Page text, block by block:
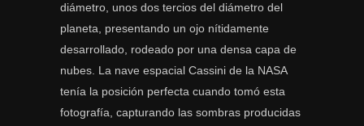
diámetro, unos dos tercios del diámetro del
planeta, presentando un ojo nítidamente
desarrollado, rodeado por una densa capa de
nubes. La nave espacial Cassini de la NASA
tenía la posición perfecta cuando tomó esta
fotografía, capturando las sombras producidas